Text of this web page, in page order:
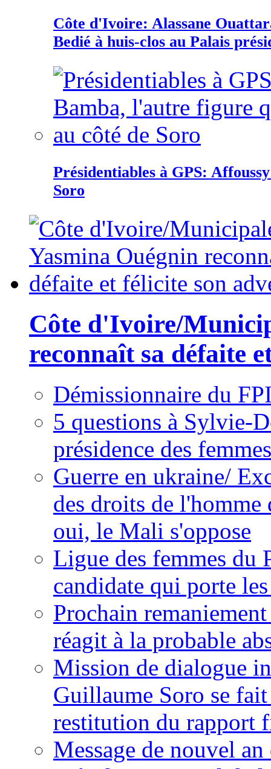
Côte d'Ivoire: Alassane
Bedié à huis-clos au Palais
Présidentiables à GPS:
Soro
Côte d'Ivoire/
reconnaît sa défaite
Démissionnaire du
5 questions à Sylvie-
présidence des
Guerre en ukraine/
des droits de
oui, le Mali s'oppose
Ligue des femmes du
candidate qui porte
Prochain
réagit à la probable
Mission de dialogue
Guillaume Soro se
restitution du rapport
Message de nouvel